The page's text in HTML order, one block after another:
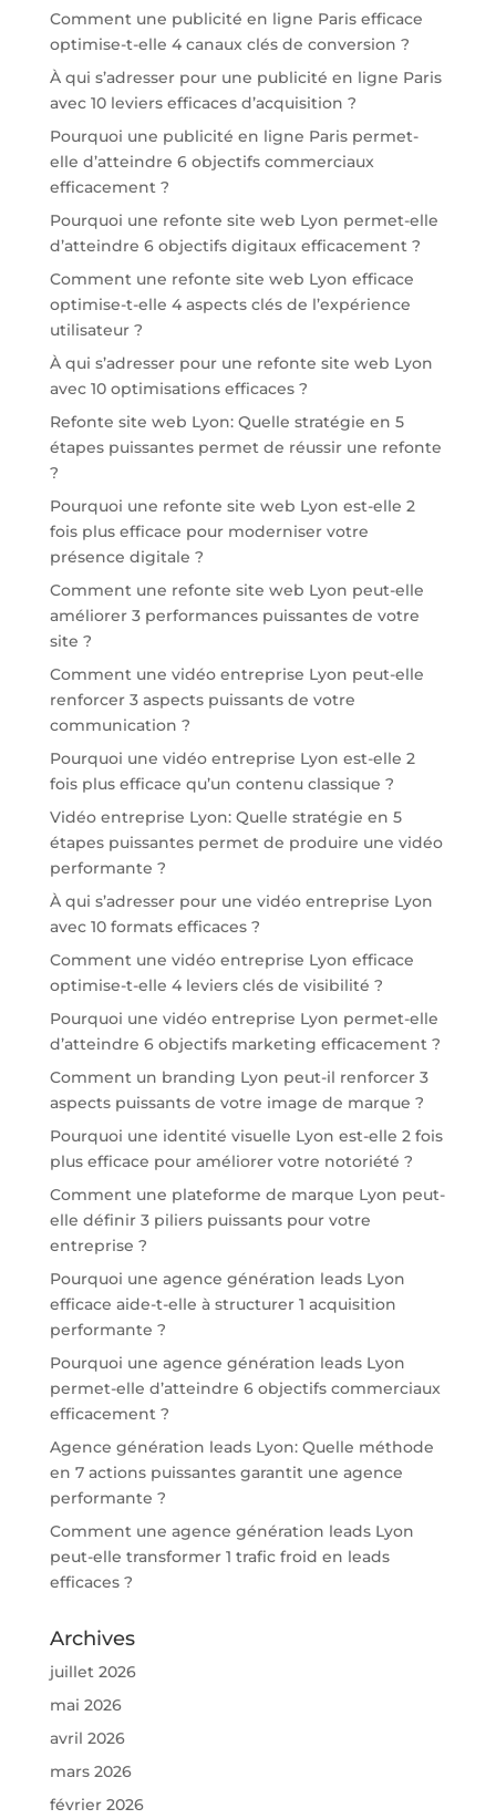
Comment une publicité en ligne Paris efficace
optimise-t-elle 4 canaux clés de conversion ?
À qui s’adresser pour une publicité en ligne Paris
avec 10 leviers efficaces d’acquisition ?
Pourquoi une publicité en ligne Paris permet-
elle d’atteindre 6 objectifs commerciaux
efficacement ?
Pourquoi une refonte site web Lyon permet-elle
d’atteindre 6 objectifs digitaux efficacement ?
Comment une refonte site web Lyon efficace
optimise-t-elle 4 aspects clés de l’expérience
utilisateur ?
À qui s’adresser pour une refonte site web Lyon
avec 10 optimisations efficaces ?
Refonte site web Lyon: Quelle stratégie en 5
étapes puissantes permet de réussir une refonte
?
Pourquoi une refonte site web Lyon est-elle 2
fois plus efficace pour moderniser votre
présence digitale ?
Comment une refonte site web Lyon peut-elle
améliorer 3 performances puissantes de votre
site ?
Comment une vidéo entreprise Lyon peut-elle
renforcer 3 aspects puissants de votre
communication ?
Pourquoi une vidéo entreprise Lyon est-elle 2
fois plus efficace qu’un contenu classique ?
Vidéo entreprise Lyon: Quelle stratégie en 5
étapes puissantes permet de produire une vidéo
performante ?
À qui s’adresser pour une vidéo entreprise Lyon
avec 10 formats efficaces ?
Comment une vidéo entreprise Lyon efficace
optimise-t-elle 4 leviers clés de visibilité ?
Pourquoi une vidéo entreprise Lyon permet-elle
d’atteindre 6 objectifs marketing efficacement ?
Comment un branding Lyon peut-il renforcer 3
aspects puissants de votre image de marque ?
Pourquoi une identité visuelle Lyon est-elle 2 fois
plus efficace pour améliorer votre notoriété ?
Comment une plateforme de marque Lyon peut-
elle définir 3 piliers puissants pour votre
entreprise ?
Pourquoi une agence génération leads Lyon
efficace aide-t-elle à structurer 1 acquisition
performante ?
Pourquoi une agence génération leads Lyon
permet-elle d’atteindre 6 objectifs commerciaux
efficacement ?
Agence génération leads Lyon: Quelle méthode
en 7 actions puissantes garantit une agence
performante ?
Comment une agence génération leads Lyon
peut-elle transformer 1 trafic froid en leads
efficaces ?
Archives
juillet 2026
mai 2026
avril 2026
mars 2026
février 2026